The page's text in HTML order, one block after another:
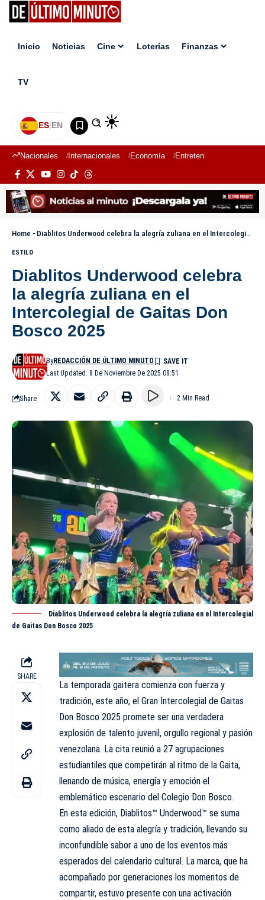
Inicio Noticias Cine Loterías Finanzas
TV
ES|EN
Nacionales Internacionales Economía Entretenimiento
Home - Diablitos Underwood celebra la alegría zuliana en el Intercolegial de Gaitas Don Bosco 2025
ESTILO
Diablitos Underwood celebra
la alegría zuliana en el
Intercolegial de Gaitas Don
Bosco 2025
Last Updated: 8 De Noviembre De 2025 08:51
ByREDACCIÓN DE ÚLTIMO MINUTO
Share 2 Min Read
Diablitos Underwood celebra la alegría zuliana en el Intercolegial
de Gaitas Don Bosco 2025
SHARE
La temporada gaitera comienza con fuerza y
tradición, este año, el Gran Intercolegial de Gaitas
Don Bosco 2025 promete ser una verdadera
explosión de talento juvenil, orgullo regional y pasión
venezolana. La cita reunió a 27 agrupaciones
estudiantiles que competirán al ritmo de la Gaita,
llenando de música, energía y emoción el
emblemático escenario del Colegio Don Bosco.
En esta edición, Diablitos™ Underwood™ se suma
como aliado de esta alegría y tradición, llevando su
inconfundible sabor a uno de los eventos más
esperados del calendario cultural. La marca, que ha
acompañado por generaciones los momentos de
compartir, estuvo presente con una activación